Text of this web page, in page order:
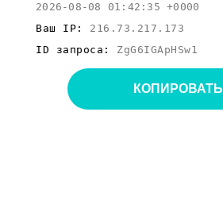
2026-08-08 01:42:35 +0000
Ваш IP: 216.73.217.173
ID запроса: ZgG6IGApHSw1
КОПИРОВАТЬ